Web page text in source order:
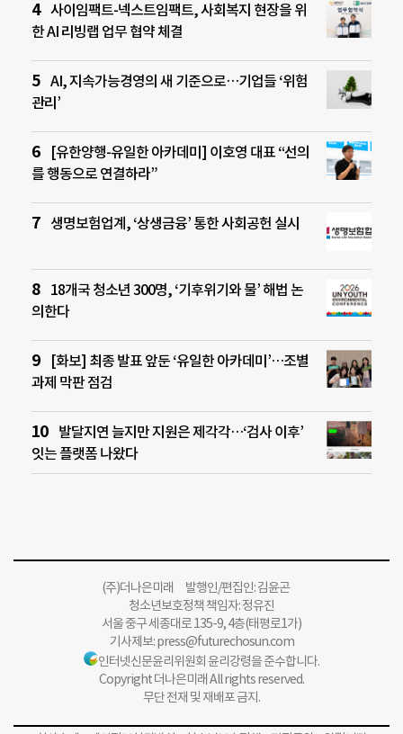
사이임팩트-넥스트임팩트, 사회복지 현장을 위
한 AI 리빙랩 업무 협약 체결
AI, 지속가능경영의 새 기준으로…기업들 ‘위험
관리’
[유한양행-유일한 아카데미] 이호영 대표 “선의
를 행동으로 연결하라”
생명보험업계, ‘상생금융’ 통한 사회공헌 실시
18개국 청소년 300명, ‘기후위기와 물’ 해법 논
의한다
[화보] 최종 발표 앞둔 ‘유일한 아카데미’…조별
과제 막판 점검
발달지연 늘지만 지원은 제각각…‘검사 이후’
잇는 플랫폼 나왔다
(주)더나은미래 발행인/편집인: 김윤곤
청소년보호정책 책임자: 정유진
서울 중구 세종대로 135-9, 4층(태평로1가)
기사제보:press@futurechosun.com
인터넷신문윤리위원회 윤리강령을 준수합니다.
Copyright 더나은미래 All rights reserved.
무단 전재 및 재배포 금지.